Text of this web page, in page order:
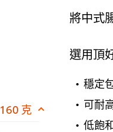
160 克
將中式
選用頂
穩定
可耐
低飽